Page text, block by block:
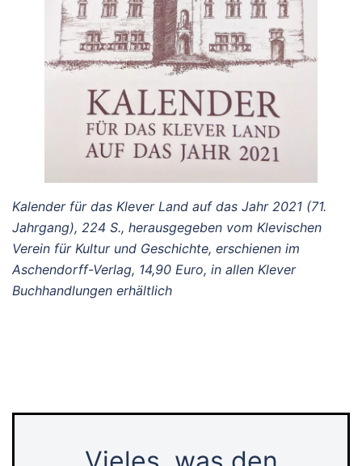
Kalender für das Klever Land auf das Jahr 2021 (71.
Jahrgang), 224 S., herausgegeben vom Klevischen
Verein für Kultur und Geschichte, erschienen im
Aschendorff-Verlag, 14,90 Euro, in allen Klever
Buchhandlungen erhältlich